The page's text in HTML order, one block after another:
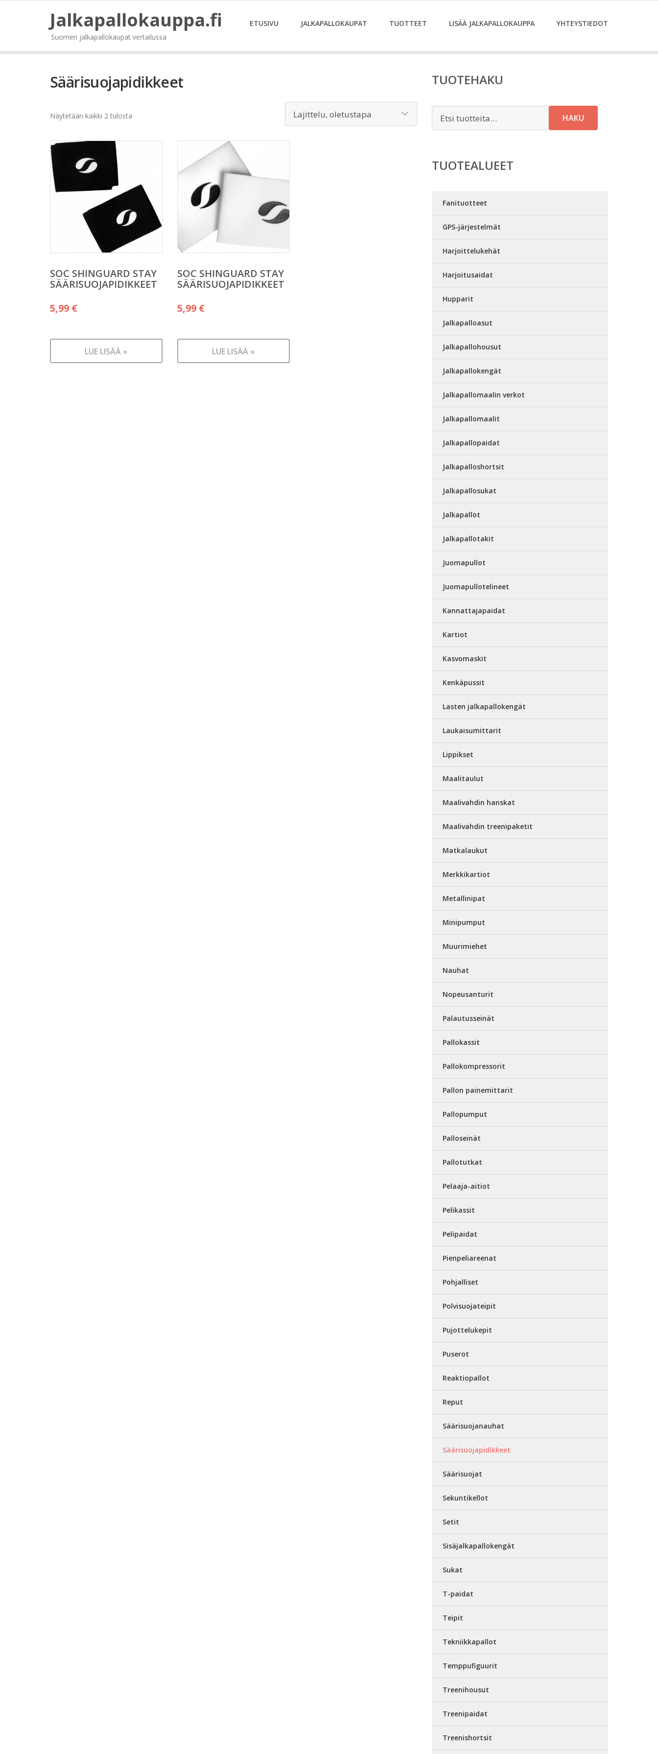
Jalkapallokauppa.fi
Suomen jalkapallokaupat vertailussa
ETUSIVU JALKAPALLOKAUPAT TUOTTEET LISÄÄ JALKAPALLOKAUPPA YHTEYSTIEDOT
Säärisuojapidikkeet
Näytetään kaikki 2 tulosta
SOC SHINGUARD STAY
SÄÄRISUOJAPIDIKKEET
5,99 €
LUE LISÄÄ »
SOC SHINGUARD STAY
SÄÄRISUOJAPIDIKKEET
5,99 €
LUE LISÄÄ »
TUOTEHAKU
HAKU
TUOTEALUEET
Fanituotteet
GPS-järjestelmät
Harjoittelukehät
Harjoitusaidat
Hupparit
Jalkapalloasut
Jalkapallohousut
Jalkapallokengät
Jalkapallomaalin verkot
Jalkapallomaalit
Jalkapallopaidat
Jalkapalloshortsit
Jalkapallosukat
Jalkapallot
Jalkapallotakit
Juomapullot
Juomapullotelineet
Kannattajapaidat
Kartiot
Kasvomaskit
Kenkäpussit
Lasten jalkapallokengät
Laukaisumittarit
Lippikset
Maalitaulut
Maalivahdin hanskat
Maalivahdin treenipaketit
Matkalaukut
Merkkikartiot
Metallinipat
Minipumput
Muurimiehet
Nauhat
Nopeusanturit
Palautusseinät
Pallokassit
Pallokompressorit
Pallon painemittarit
Pallopumput
Palloseinät
Pallotutkat
Pelaaja-aitiot
Pelikassit
Pelipaidat
Pienpeliareenat
Pohjalliset
Polvisuojateipit
Pujottelukepit
Puserot
Reaktiopallot
Reput
Säärisuojanauhat
Säärisuojapidikkeet
Säärisuojat
Sekuntikellot
Setit
Sisäjalkapallokengät
Sukat
T-paidat
Teipit
Tekniikkapallot
Temppufiguurit
Treenihousut
Treenipaidat
Treenishortsit